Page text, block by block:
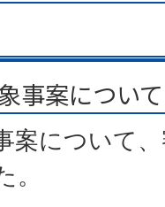
事案について
案について